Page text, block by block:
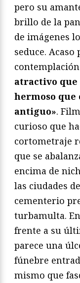
pero su
brillo de la
de imágenes
seduce.
atractivo que
hermoso que
antiguo».
curioso que
cortometraje
que se
encima de
las ciudades
cementerio
turbamulta.
frente a su
parece una
fúnebre
mismo que